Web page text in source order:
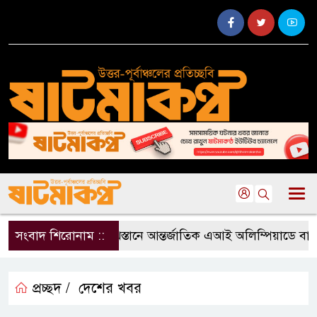
সংবাদ শিরোনাম ::কাজাখস্তানে আন্তর্জাতিক এআই অলিম্পিয়াডে
প্রচ্ছদ / দেশের খবর